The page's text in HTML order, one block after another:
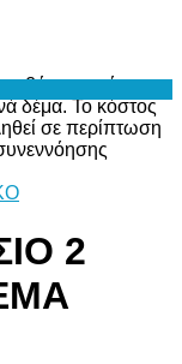
το κόστος
δέμα. Το κόστος
σε περίπτωση
2